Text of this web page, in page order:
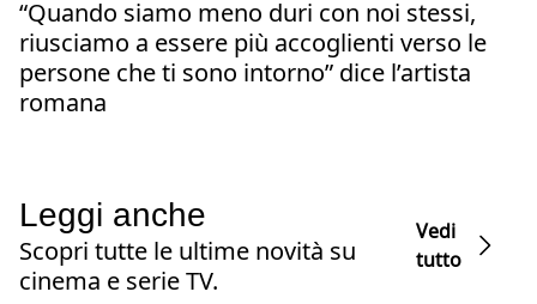
“Quando siamo meno duri con noi stessi,
riusciamo a essere più accoglienti verso le
persone che ti sono intorno” dice l’artista
romana
Leggi anche
Scopri tutte le ultime novità su
cinema e serie TV.
Vedi
tutto